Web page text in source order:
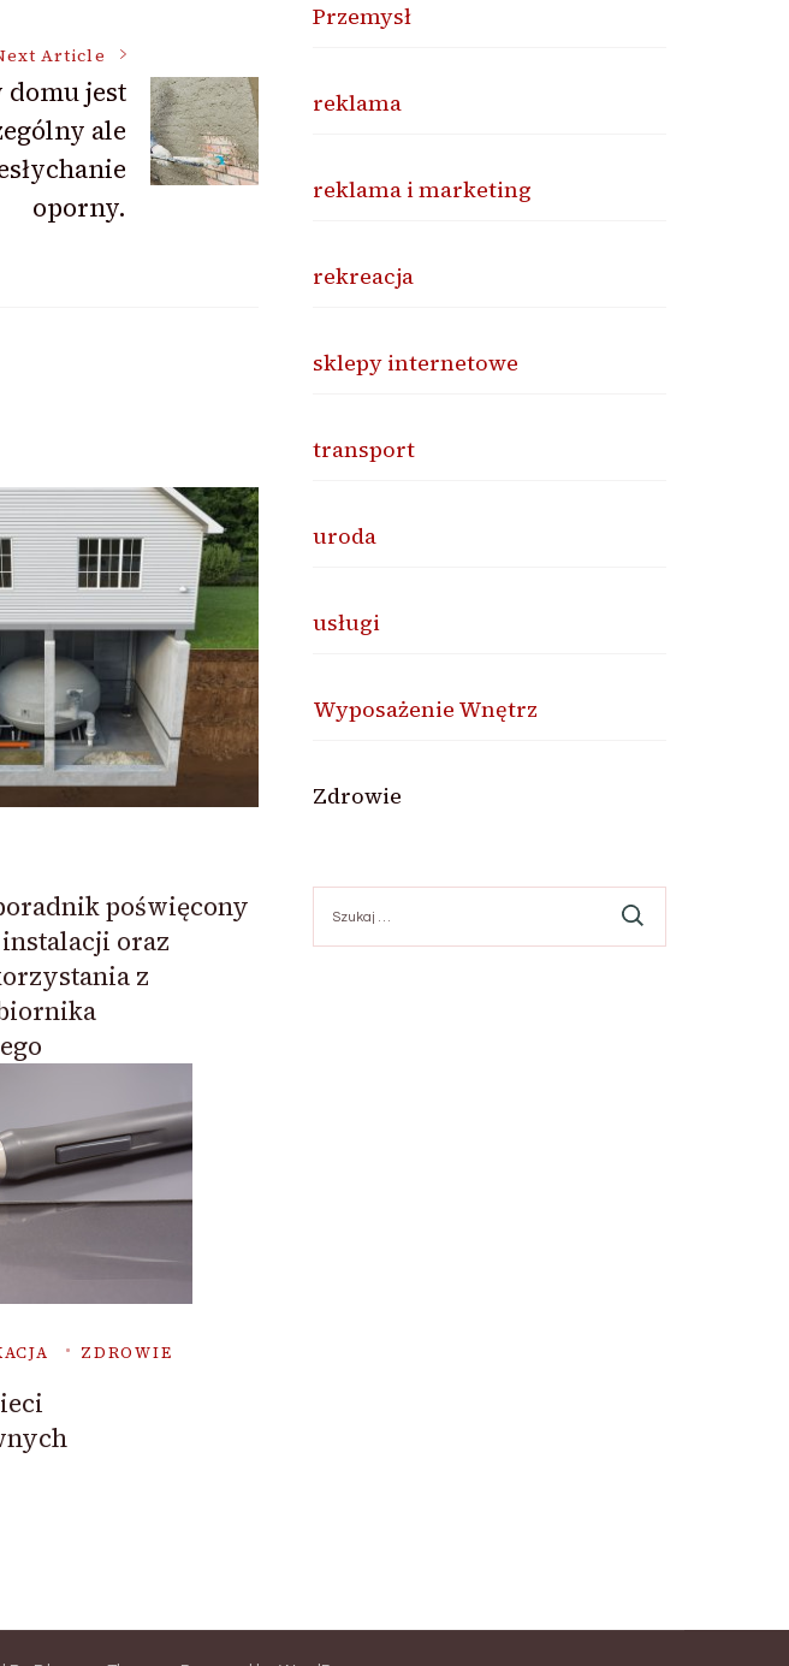
Article
domu jest
ale
oporny.
poświęcony
oraz
z
ZDROWIE
Przemysł
reklama
reklama i marketing
rekreacja
sklepy internetowe
transport
uroda
usługi
Wyposażenie Wnętrz
Zdrowie